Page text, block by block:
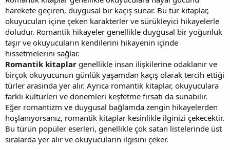
harekete geçiren, duygusal bir kaçış sunar. Bu tür kitaplar,
okuyucuları içine çeken karakterler ve sürükleyici hikayelerle
doludur. Romantik hikayeler genellikle duygusal bir yoğunluk
taşır ve okuyucuların kendilerini hikayenin içinde
hissetmelerini sağlar.
Romantik kitaplar genellikle insan ilişkilerine odaklanır ve
birçok okuyucunun günlük yaşamdan kaçış olarak tercih ettiği
türler arasında yer alır. Ayrıca romantik kitaplar, okuyuculara
farklı kültürleri ve dönemleri keşfetme fırsatı da sunabilir.
Eğer romantizm ve duygusal bağlamda zengin hikayelerden
hoşlanıyorsanız, romantik kitaplar kesinlikle ilginizi çekecektir.
Bu türün popüler eserleri, genellikle çok satan listelerinde üst
sıralarda yer alır ve okuyucuların ilgisini çeker.